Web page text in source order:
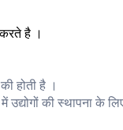
करते है ।
होती है ।
उद्योगों की स्थापना के